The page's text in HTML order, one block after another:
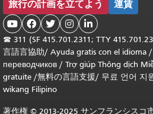
旅行の計画を立てよう 運賃
    
☎ 311 (SF 415.701.2311; TTY
言語言協助/ Ayuda gratis con el idioma /
переводчиков / Trợ giúp Thông dịch
gratuite /無料の言語支援/ 무료 언어 지
wikang Filipino
著作権 © 2013-2025 サンフランシスコ